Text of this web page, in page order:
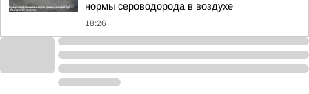
нормы сероводорода в воздухе
18:26